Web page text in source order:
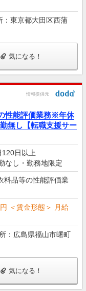
：東京都大田区西蒲
気になる！
情報提供元
性能評価業務※年休
無し【転職支援サー
日以上
なし・勤務地限定
料品等の性能評価業
＜賃金形態＞ 月給
：広島県福山市曙町
気になる！